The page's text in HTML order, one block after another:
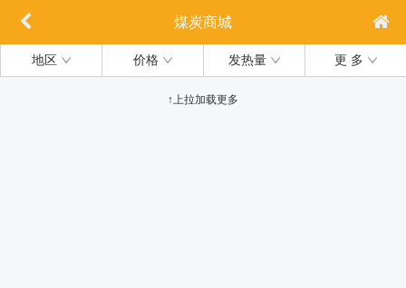
煤炭商城
地区 价格 发热量 更 多
↑上拉加载更多